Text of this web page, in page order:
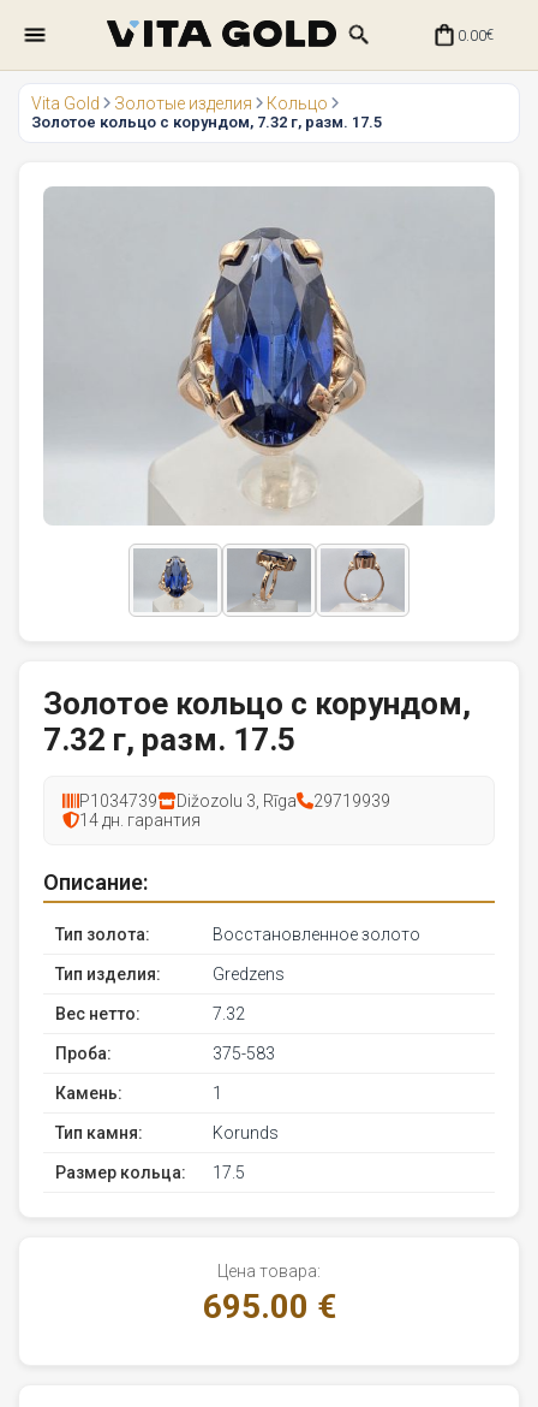
0.00€
Vita Gold Золотые изделия Кольцо
Золотое кольцо с корундом, 7.32 г, разм. 17.5
Золотое кольцо с корундом,
7.32 г, разм. 17.5
P1034739 Dižozolu 3, Rīga
29719939
14 дн. гарантия
Описание:
Тип золота: Восстановленное золото
Тип изделия: Gredzens
Вес нетто: 7.32
Проба: 375-583
Камень: 1
Тип камня: Korunds
Размер кольца: 17.5
Цена товара:
695.00 €